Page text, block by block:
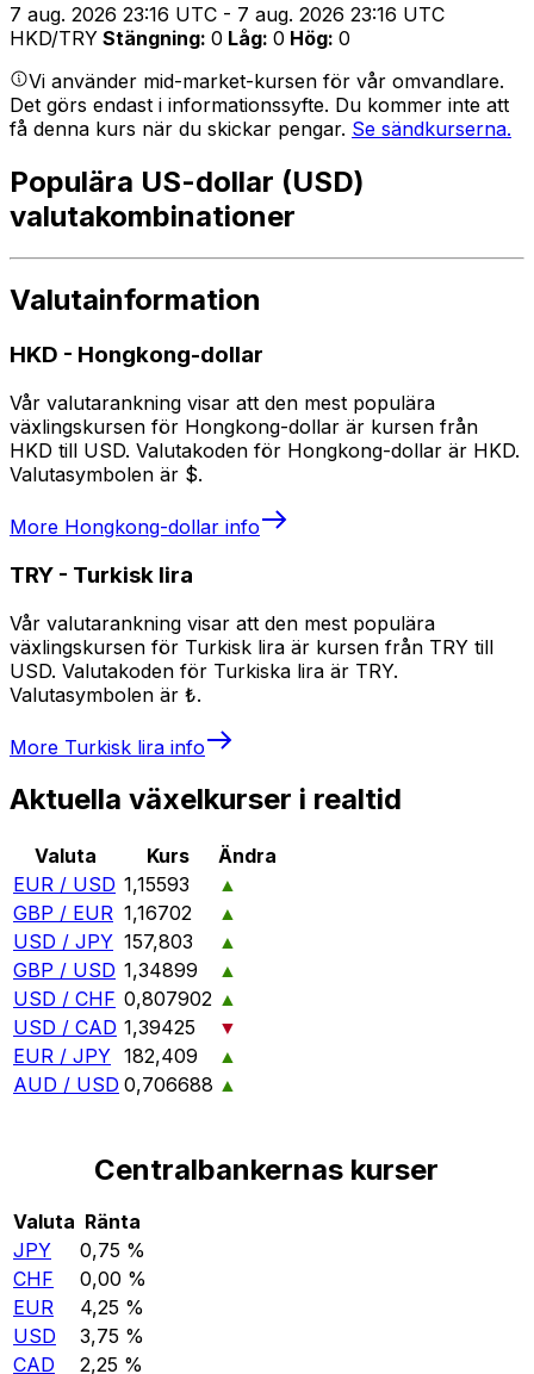
7 aug. 2026 23:16 UTC - 7 aug. 2026 23:16 UTC
HKD/TRY Stängning: 0 Låg: 0 Hög: 0
Vi använder mid-market-kursen för vår omvandlare.
Det görs endast i informationssyfte. Du kommer inte att
få denna kurs när du skickar pengar. Se sändkurserna.
Populära US-dollar (USD)
valutakombinationer
Valutainformation
HKD - Hongkong-dollar
Vår valutarankning visar att den mest populära
växlingskursen för Hongkong-dollar är kursen från
HKD till USD. Valutakoden för Hongkong-dollar är HKD.
Valutasymbolen är $.
More Hongkong-dollar info
TRY - Turkisk lira
Vår valutarankning visar att den mest populära
växlingskursen för Turkisk lira är kursen från TRY till
USD. Valutakoden för Turkiska lira är TRY.
Valutasymbolen är ₺.
More Turkisk lira info
Aktuella växelkurser i realtid
Valuta Kurs
Ändra
EUR / USD 1,15593
▲
GBP / EUR 1,16702
▲
USD / JPY 157,803
▲
GBP / USD 1,34899
▲
USD / CHF 0,807902 ▲
USD / CAD 1,39425
▼
EUR / JPY 182,409
▲
AUD / USD 0,706688 ▲
Centralbankernas kurser
Valuta Ränta
JPY
0,75 %
CHF
0,00 %
EUR
4,25 %
USD
3,75 %
CAD
2,25 %